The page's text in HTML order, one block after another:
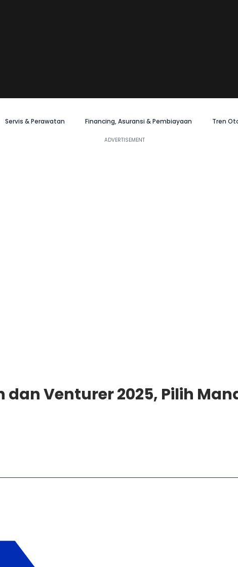
Servis & Perawatan Financing, Asuransi & Pembiayaan Tren
dan Venturer 2025, Pilih